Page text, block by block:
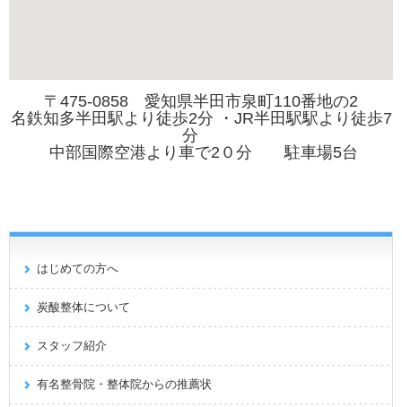
〒475-0858 愛知県半田市泉町110番地の2
名鉄知多半田駅より徒歩2分 ・JR半田駅駅より徒歩7
分
中部国際空港より車で2０分 駐車場5台
はじめての方へ
炭酸整体について
スタッフ紹介
有名整骨院・整体院からの推薦状